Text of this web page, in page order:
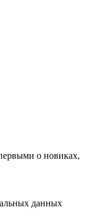
о новиках,
данных